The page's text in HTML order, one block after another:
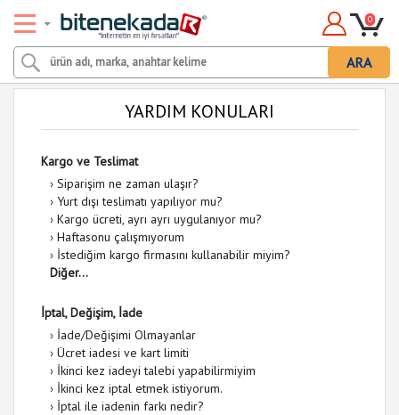
ARA
0
YARDIM KONULARI
Kargo ve Teslimat
› Siparişim ne zaman ulaşır?
› Yurt dışı teslimatı yapılıyor mu?
› Kargo ücreti, ayrı ayrı uygulanıyor mu?
› Haftasonu çalışmıyorum
› İstediğim kargo firmasını kullanabilir miyim?
Diğer...
İptal, Değişim, İade
› İade/Değişimi Olmayanlar
› Ücret iadesi ve kart limiti
› İkinci kez iadeyi talebi yapabilirmiyim
› İkinci kez iptal etmek istiyorum.
› İptal ile iadenin farkı nedir?